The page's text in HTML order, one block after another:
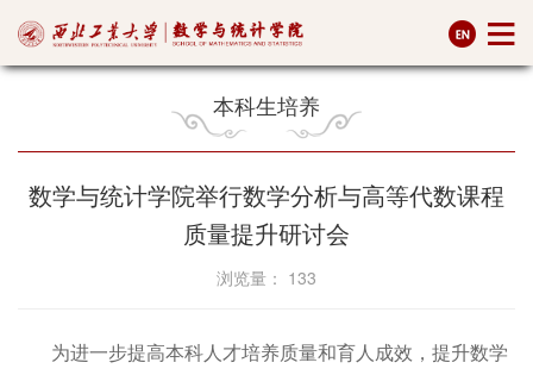
本科生培养
数学与统计学院举行数学分析与高等代数课程
质量提升研讨会
浏览量： 133
为进一步提高本科人才培养质量和育人成效，提升数学